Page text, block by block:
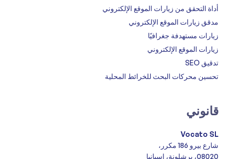
أداة التحقق من زيارات الموقع الإلكتروني
مدقق زيارات الموقع الإلكتروني
زيارات مستهدفة جغرافيًا
زيارات الموقع الإلكتروني
تدقيق SEO
تحسين محركات البحث للخرائط المحلية
قانوني
Vocato SL
شارع بيرو 186 مكرر،
08020، برشلونة، إسبانيا